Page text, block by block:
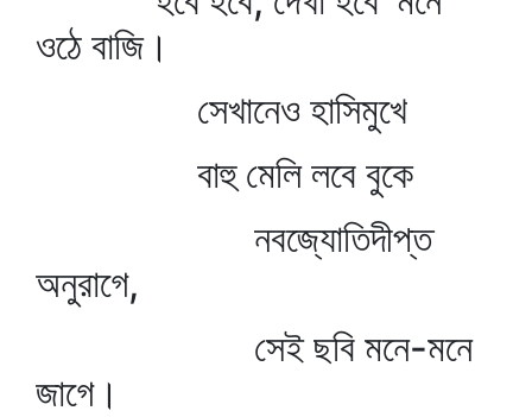
ওঠে বাজি।
সেখানেও হাসিমুখে
বাহু মেলি লবে বুকে
নবজ্যোতিদীপ্ত
অনুরাগে,
সেই ছবি মনে-মনে
জাগে।